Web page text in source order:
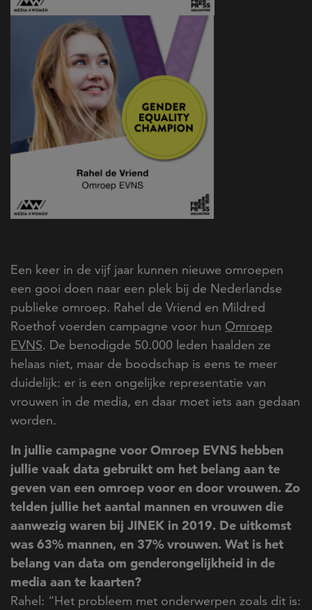
Een keer in de vijf jaar kunnen nieuwe omroepen
een gooi doen naar een plek bij de Nederlandse
publieke omroep. Rahel de Vriend en Mildred
Roethof voerden campagne voor hun Omroep
EVNS. De benodigde 50.000 leden haalden ze
helaas niet, maar de boodschap is eens te meer
duidelijk: er is een ongelijke representatie van
vrouwen in de media, en daar moet iets aan gedaan
worden.
In jullie campagne voor Omroep EVNS hebben
jullie vaak data gebruikt om het belang aan te
geven van een omroep voor en door vrouwen. Zo
telden jullie het aantal mannen en vrouwen die
aanwezig waren bij JINEK in 2019. De uitkomst
was 63% mannen, en 37% vrouwen. Wat is het
belang van data om genderongelijkheid in de
media aan te kaarten?
Rahel: “Het probleem met onderwerpen zoals dit is: